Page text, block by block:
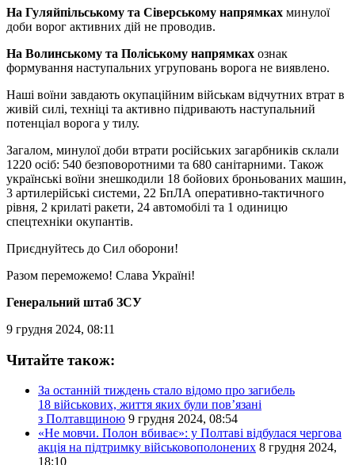
На Гуляйпільському та Сіверському напрямках минулої
доби ворог активних дій не проводив.
На Волинському та Поліському напрямках ознак
формування наступальних угруповань ворога не виявлено.
Наші воїни завдають окупаційним військам відчутних втрат в
живій силі, техніці та активно підривають наступальний
потенціал ворога у тилу.
Загалом, минулої доби втрати російських загарбників склали
1220 осіб: 540 безповоротними та 680 санітарними. Також
українські воїни знешкодили 18 бойових броньованих машин,
3 артилерійські системи, 22 БпЛА оперативно-тактичного
рівня, 2 крилаті ракети, 24 автомобілі та 1 одиницю
спецтехніки окупантів.
Приєднуйтесь до Сил оборони!
Разом переможемо! Слава Україні!
Генеральний штаб ЗСУ
9 грудня 2024, 08:11
Читайте також:
За останній тиждень стало відомо про загибель
18 військових, життя яких були пов’язані
з Полтавщиною 9 грудня 2024, 08:54
«Не мовчи. Полон вбиває»: у Полтаві відбулася чергова
акція на підтримку військовополонених 8 грудня 2024,
18:10